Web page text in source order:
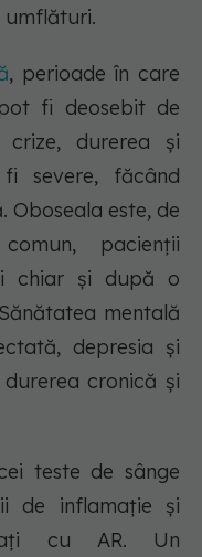
umflături.
, perioade în care
fi deosebit de
durerea și
severe, făcând
Oboseala este, de
pacienții
chiar și după o
mentală
depresia și
cronică și
teste de sânge
de inflamație și
cu AR. Un